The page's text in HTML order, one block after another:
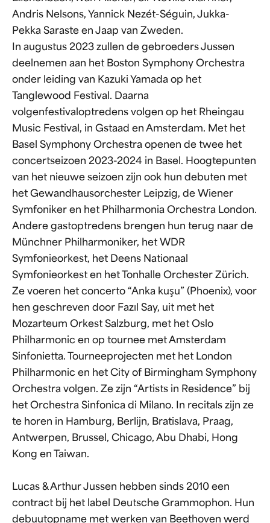
Andris Nelsons, Yannick Nezét-Séguin, Jukka-
Pekka Saraste en Jaap van Zweden.
In augustus 2023 zullen de gebroeders Jussen
deelnemen aan het Boston Symphony Orchestra
onder leiding van Kazuki Yamada op het
Tanglewood Festival. Daarna
volgenfestivaloptredens volgen op het Rheingau
Music Festival, in Gstaad en Amsterdam. Met het
Basel Symphony Orchestra openen de twee het
concertseizoen 2023-2024 in Basel. Hoogtepunten
van het nieuwe seizoen zijn ook hun debuten met
het Gewandhausorchester Leipzig, de Wiener
Symfoniker en het Philharmonia Orchestra London.
Andere gastoptredens brengen hun terug naar de
Münchner Philharmoniker, het WDR
Symfonieorkest, het Deens Nationaal
Symfonieorkest en het Tonhalle Orchester Zürich.
Ze voeren het concerto “Anka kuşu” (Phoenix), voor
hen geschreven door Fazıl Say, uit met het
Mozarteum Orkest Salzburg, met het Oslo
Philharmonic en op tournee met Amsterdam
Sinfonietta. Tourneeprojecten met het London
Philharmonic en het City of Birmingham Symphony
Orchestra volgen. Ze zijn “Artists in Residence” bij
het Orchestra Sinfonica di Milano. In recitals zijn ze
te horen in Hamburg, Berlijn, Bratislava, Praag,
Antwerpen, Brussel, Chicago, Abu Dhabi, Hong
Kong en Taiwan.
Lucas & Arthur Jussen hebben sinds 2010 een
contract bij het label Deutsche Grammophon. Hun
debuutopname met werken van Beethoven werd